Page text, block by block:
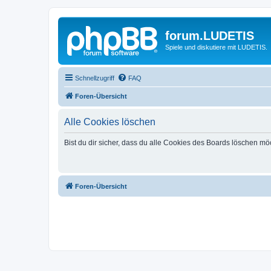
forum.LUDETIS
Spiele und diskutiere mit LUDETIS.
Schnellzugriff FAQ
Foren-Übersicht
Alle Cookies löschen
Bist du dir sicher, dass du alle Cookies des Boards löschen
Foren-Übersicht